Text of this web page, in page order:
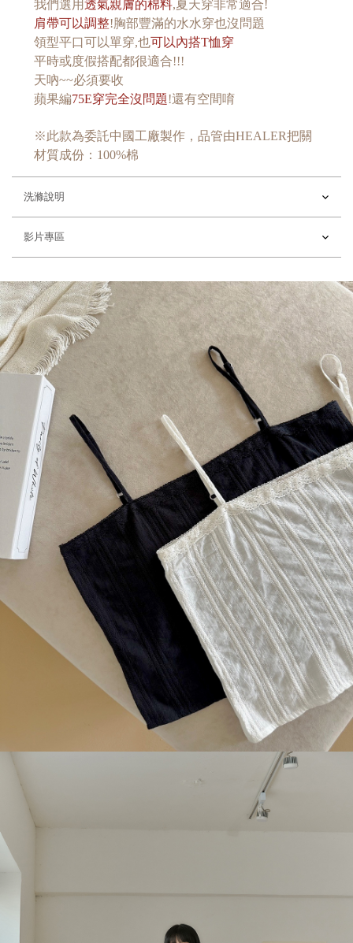
我們選用透氣親膚的棉料,夏天穿非常適合!
肩帶可以調整!胸部豐滿的水水穿也沒問題
領型平口可以單穿,也可以內搭T恤穿
平時或度假搭配都很適合!!!
天吶~~必須要收
蘋果編75E穿完全沒問題!還有空間唷
※此款為委託中國工廠製作，品管由HEALER把關
材質成份 ：100%棉
洗滌說明
影片專區